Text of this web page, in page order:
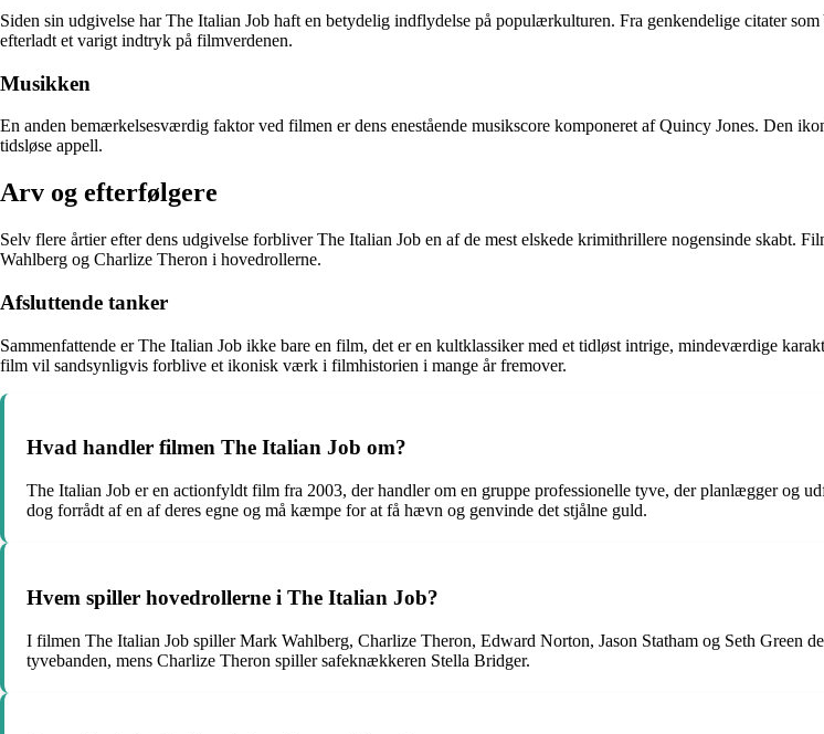
Siden sin udgivelse har The Italian Job haft en betydelig indflydelse på populærkulturen. Fra genkendelige citater
efterladt et varigt indtryk på filmverdenen.
Musikken
En anden bemærkelsesværdig faktor ved filmen er dens enestående musikscore komponeret af Quincy Jones. Den
tidsløse appell.
Arv og efterfølgere
Selv flere årtier efter dens udgivelse forbliver The Italian Job en af ​​de mest elskede krimithrillere nogensinde skabt.
Wahlberg og Charlize Theron i hovedrollerne.
Afsluttende tanker
Sammenfattende er The Italian Job ikke bare en film, det er en kultklassiker med et tidløst intrige, mindeværdige
film vil sandsynligvis forblive et ikonisk værk i filmhistorien i mange år fremover.
Hvad handler filmen The Italian Job om?
The Italian Job er en actionfyldt film fra 2003, der handler om en gruppe professionelle tyve, der planlægger og
dog forrådt af en af deres egne og må kæmpe for at få hævn og genvinde det stjålne guld.
Hvem spiller hovedrollerne i The Italian Job?
I filmen The Italian Job spiller Mark Wahlberg, Charlize Theron, Edward Norton, Jason Statham og Seth Green
tyvebanden, mens Charlize Theron spiller safeknækkeren Stella Bridger.